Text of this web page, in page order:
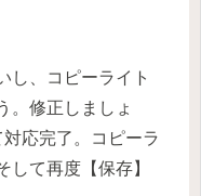
し、コピーライト
。修正しましょ
応完了。コピーラ
して再度【保存】